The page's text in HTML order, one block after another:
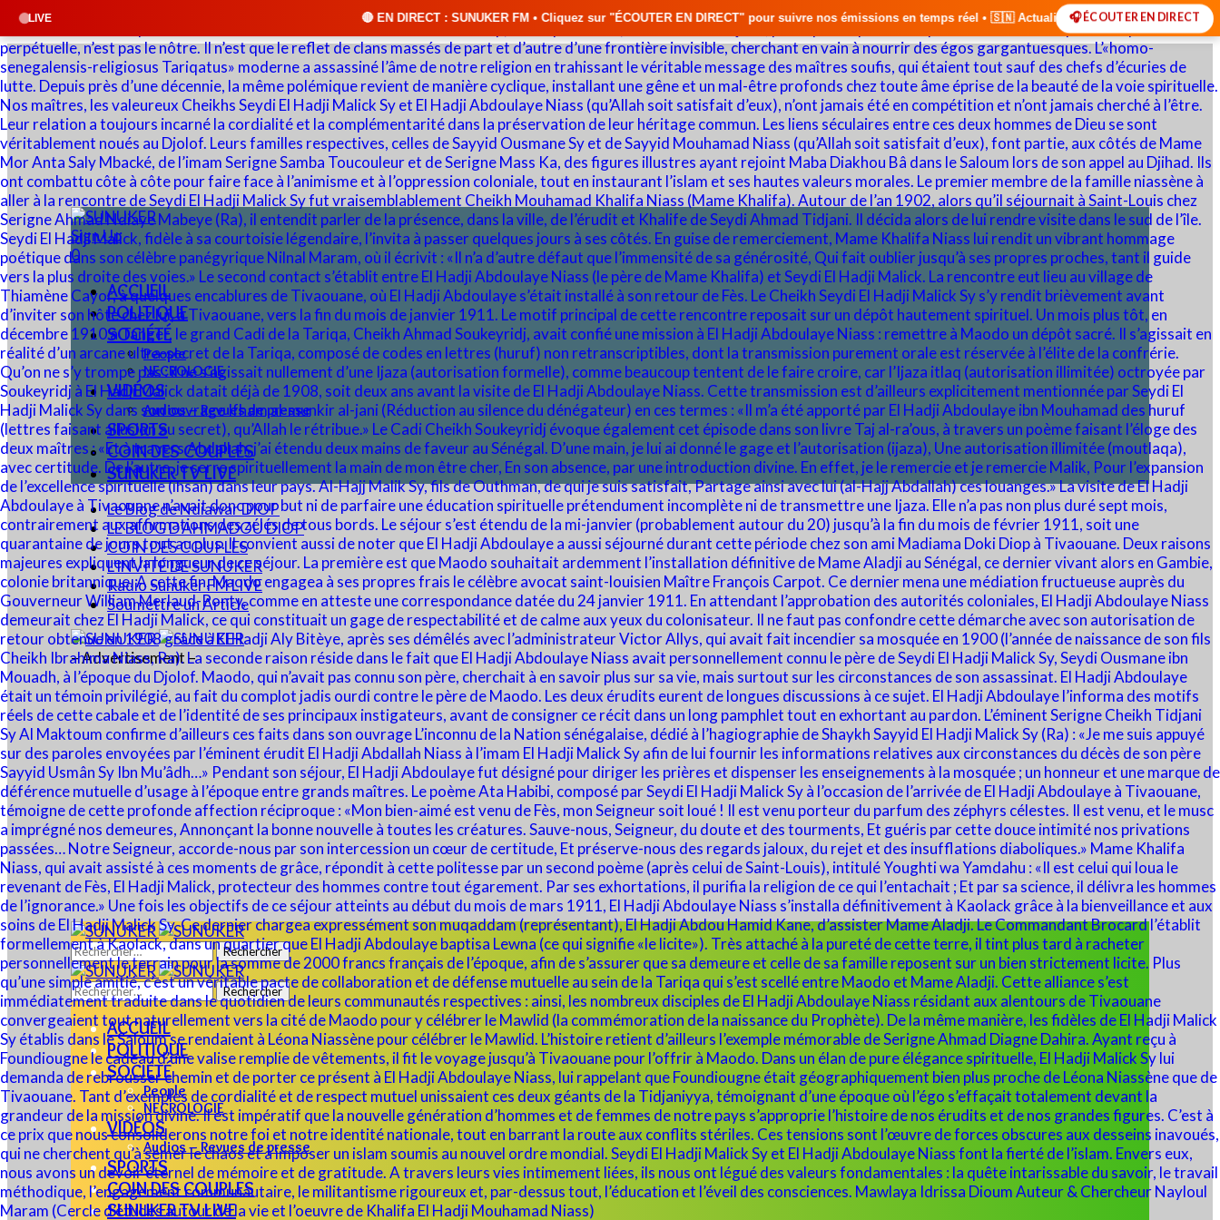
LIVE 🔴 EN DIRECT : SUNUKER FM • Cliquez sur "ÉCOUTER EN DIRECT" pour suivre nos émissions en temps réel • 🇸🇳 Actualités du Sénégal • 🌍 Actualités🎧 ÉCOUTER EN DIRECT
Sign Up
0
ACCUEIL
POLITIQUE
SOCIÉTÉ
People
NECROLOGIE
VIDÉOS
Audios – Revues de presse
SPORTS
COIN DES COUPLES
SUNUKER TV LIVE
Le Blog de Ndiawar DIOP
LE BLOG D’AHMADOU DIOP
COIN DES COUPLES
L’INVITÉ DE SUNUKER
Radio Sunuker FM LIVE
Soumettre un Article
– Advertisement –
Rechercher :
Rechercher :
ACCUEIL
POLITIQUE
SOCIÉTÉ
People
NECROLOGIE
VIDÉOS
Audios – Revues de presse
SPORTS
COIN DES COUPLES
SUNUKER TV LIVE